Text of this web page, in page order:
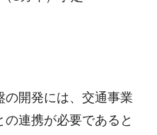
開発には、交通事業
連携が必要であると